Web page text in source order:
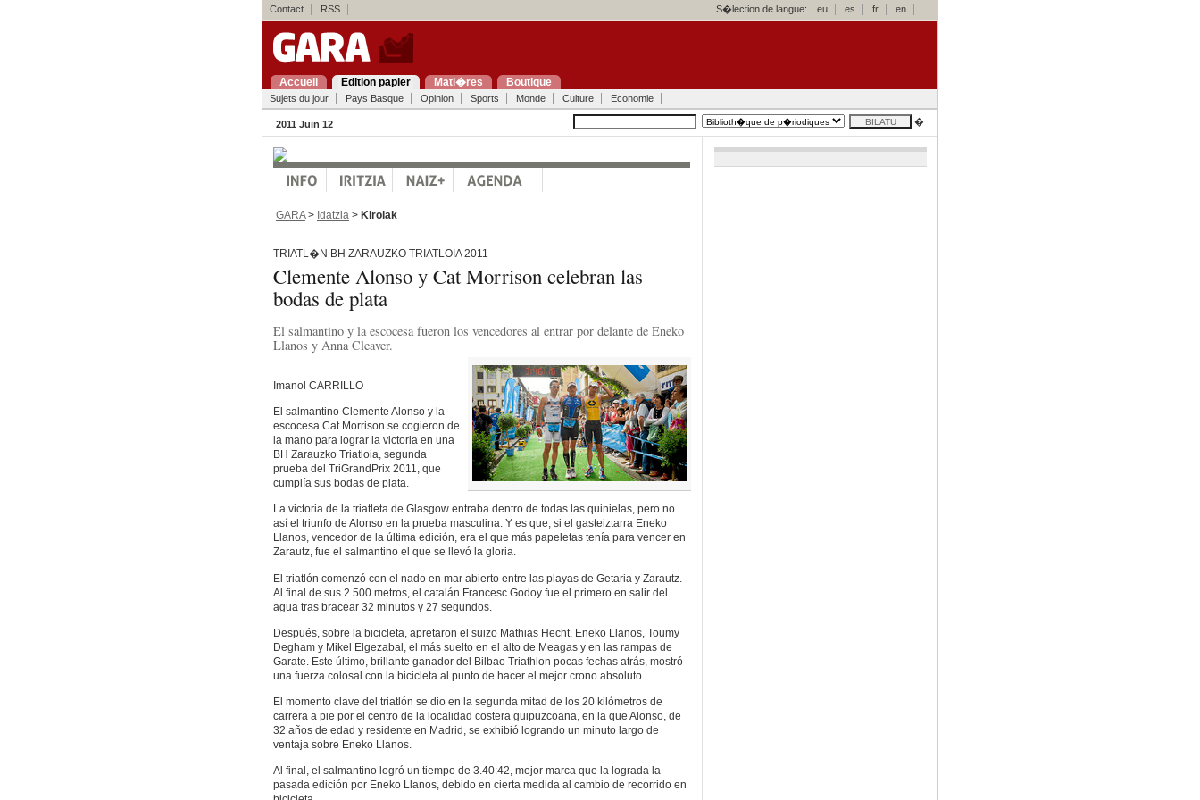
Contact RSS S�lection de langue: eu es fr en
Accueil Edition papier Mati�res Boutique
Sujets du jour Pays Basque Opinion Sports Monde Culture Economie
2011 Juin 12 �
GARA> Idatzia > Kirolak
TRIATL�N BH ZARAUZKO TRIATLOIA 2011
Clemente Alonso y Cat Morrison celebran las
bodas de plata
El salmantino y la escocesa fueron los vencedores al entrar por delante de Eneko
Llanos y Anna Cleaver.
Imanol CARRILLO
El salmantino Clemente Alonso y la
escocesa Cat Morrison se cogieron de
la mano para lograr la victoria en una
BH Zarauzko Triatloia, segunda
prueba del TriGrandPrix 2011, que
cumplía sus bodas de plata.
La victoria de la triatleta de Glasgow entraba dentro de todas las quinielas, pero no
así el triunfo de Alonso en la prueba masculina. Y es que, si el gasteiztarra Eneko
Llanos, vencedor de la última edición, era el que más papeletas tenía para vencer en
Zarautz, fue el salmantino el que se llevó la gloria.
El triatlón comenzó con el nado en mar abierto entre las playas de Getaria y Zarautz.
Al final de sus 2.500 metros, el catalán Francesc Godoy fue el primero en salir del
agua tras bracear 32 minutos y 27 segundos.
Después, sobre la bicicleta, apretaron el suizo Mathias Hecht, Eneko Llanos, Toumy
Degham y Mikel Elgezabal, el más suelto en el alto de Meagas y en las rampas de
Garate. Este último, brillante ganador del Bilbao Triathlon pocas fechas atrás, mostró
una fuerza colosal con la bicicleta al punto de hacer el mejor crono absoluto.
El momento clave del triatlón se dio en la segunda mitad de los 20 kilómetros de
carrera a pie por el centro de la localidad costera guipuzcoana, en la que Alonso, de
32 años de edad y residente en Madrid, se exhibió logrando un minuto largo de
ventaja sobre Eneko Llanos.
Al final, el salmantino logró un tiempo de 3.40:42, mejor marca que la lograda la
pasada edición por Eneko Llanos, debido en cierta medida al cambio de recorrido en